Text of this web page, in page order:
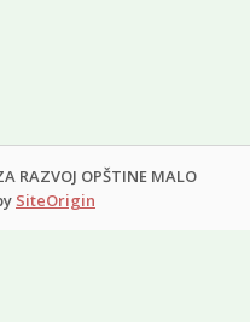
RAZVOJ OPŠTINE MALO
SiteOrigin